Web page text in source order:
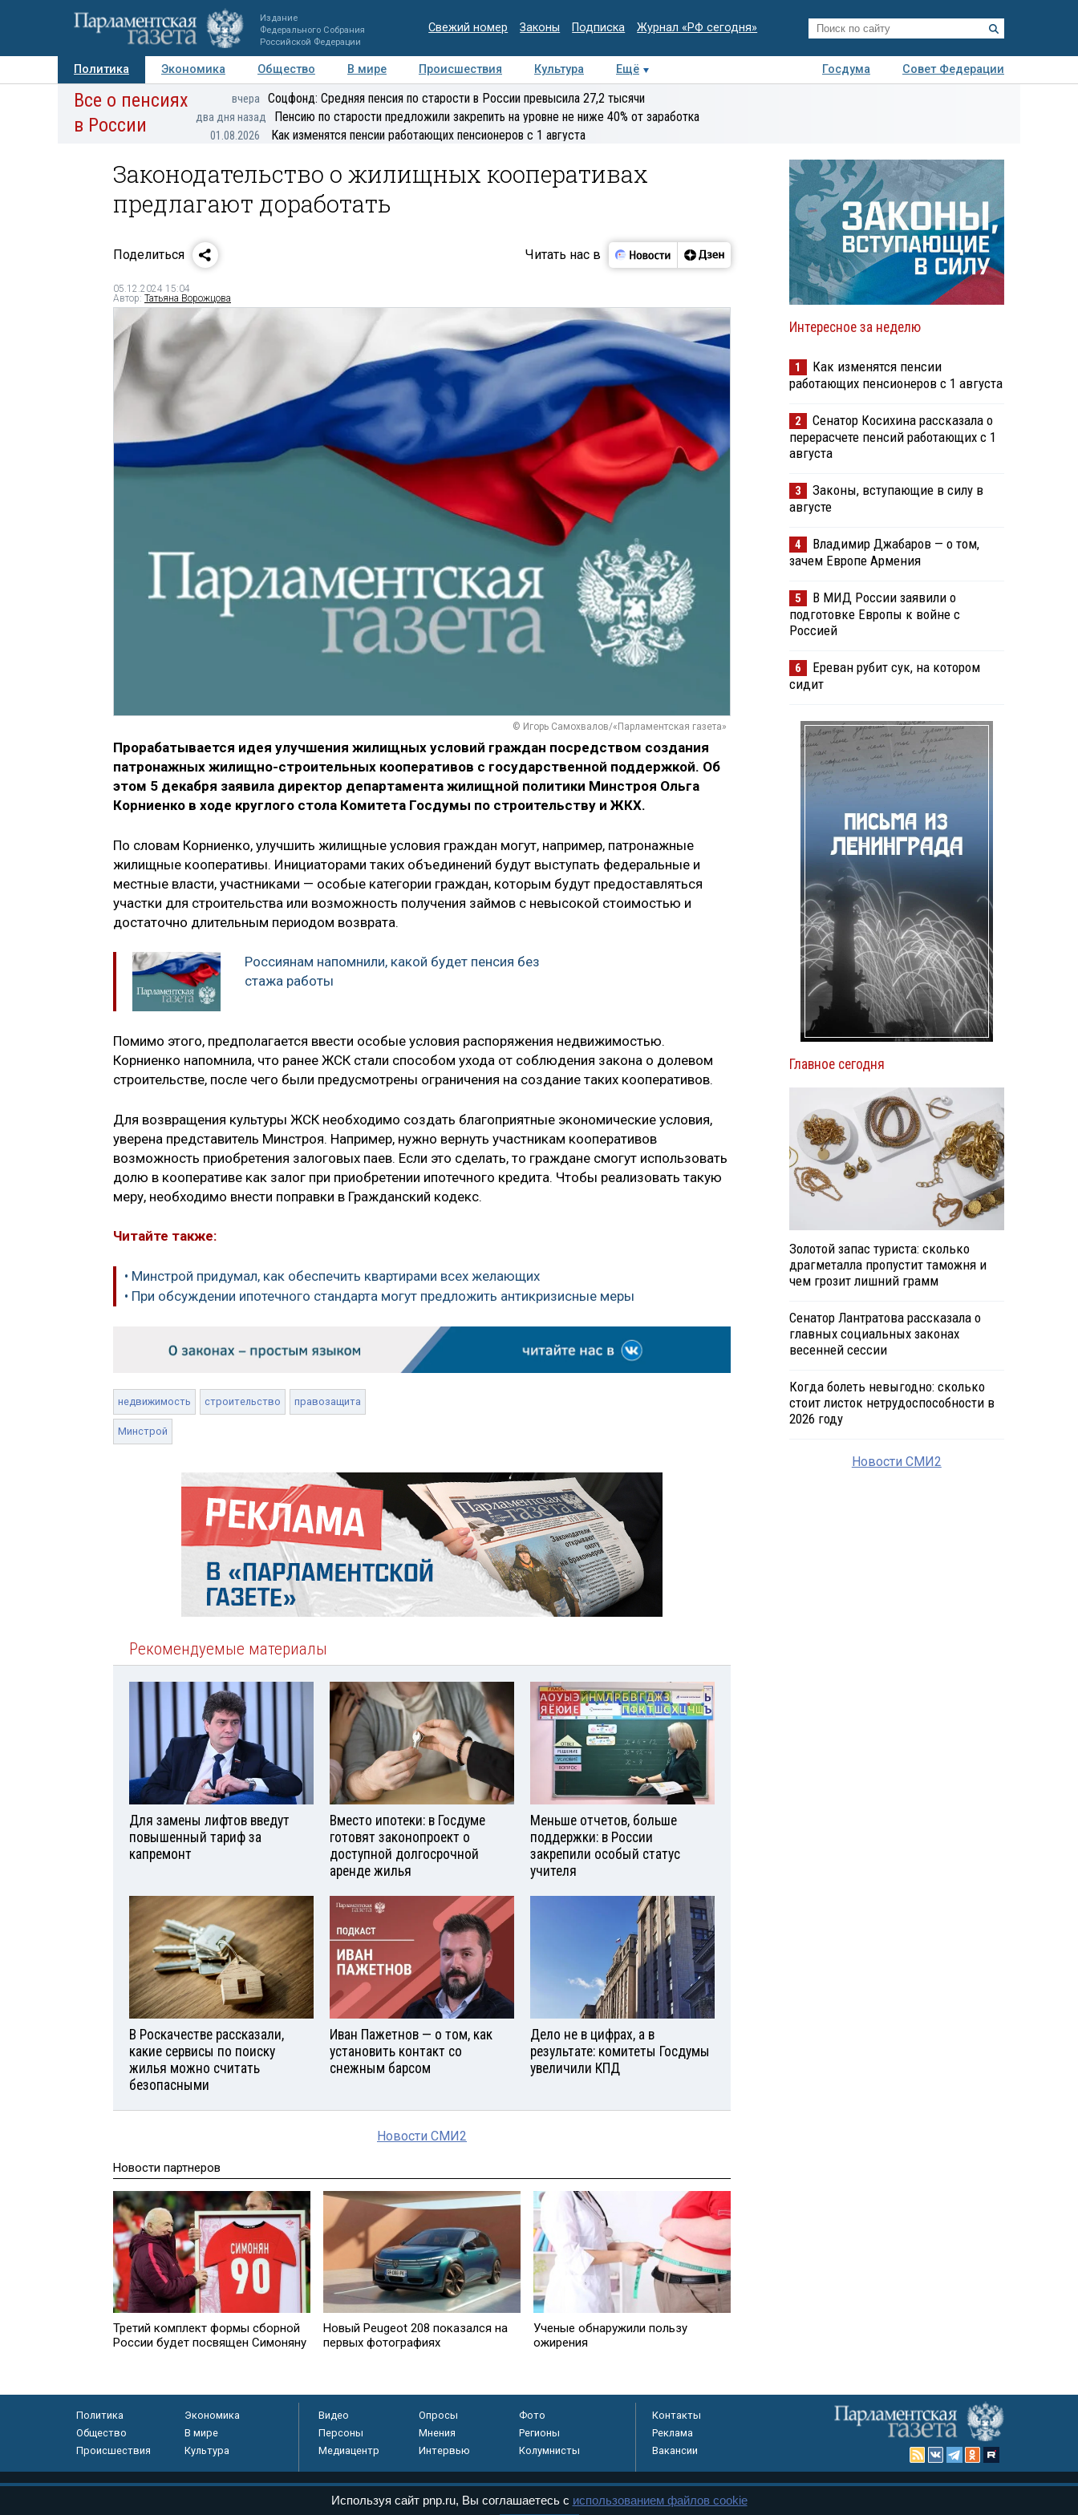
Издание
Федерального Собрания
Российской Федерации
Свежий номер Законы Подписка Журнал «РФ сегодня»
Политика Экономика Общество В мире Происшествия Культура Ещё Госдума
Совет Федерации
Авторы Персоны Мнения Регионы Медиацентр Интервью Колумнисты
экспертиза
Все о пенсиях
в России
вчера Соцфонд: Средняя пенсия по старости в России превысила 27,2 тысячи
два дня назад Пенсию по старости предложили закрепить на уровне не ниже 40% от заработка
01.08.2026 Как изменятся пенсии работающих пенсионеров с 1 августа
Законодательство о жилищных кооперативах
предлагают доработать
Поделиться Читать нас в
05.12.2024 15:04
Автор: Татьяна Ворожцова
© Игорь Самохвалов/«Парламентская газета»
Прорабатывается идея улучшения жилищных условий граждан посредством создания
патронажных жилищно-строительных кооперативов с государственной поддержкой. Об
этом 5 декабря заявила директор департамента жилищной политики Минстроя Ольга
Корниенко в ходе круглого стола Комитета Госдумы по строительству и ЖКХ.
По словам Корниенко, улучшить жилищные условия граждан могут, например, патронажные
жилищные кооперативы. Инициаторами таких объединений будут выступать федеральные и
местные власти, участниками — особые категории граждан, которым будут предоставляться
участки для строительства или возможность получения займов с невысокой стоимостью и
достаточно длительным периодом возврата.
Россиянам напомнили, какой будет пенсия без
стажа работы
Помимо этого, предполагается ввести особые условия распоряжения недвижимостью.
Корниенко напомнила, что ранее ЖСК стали способом ухода от соблюдения закона о долевом
строительстве, после чего были предусмотрены ограничения на создание таких кооперативов.
Для возвращения культуры ЖСК необходимо создать благоприятные экономические условия,
уверена представитель Минстроя. Например, нужно вернуть участникам кооперативов
возможность приобретения залоговых паев. Если это сделать, то граждане смогут использовать
долю в кооперативе как залог при приобретении ипотечного кредита. Чтобы реализовать такую
меру, необходимо внести поправки в Гражданский кодекс.
Читайте также:
• Минстрой придумал, как обеспечить квартирами всех желающих
• При обсуждении ипотечного стандарта могут предложить антикризисные меры
недвижимость строительство правозащита
Минстрой
Рекомендуемые материалы
Для замены лифтов введут
повышенный тариф за
капремонт
Вместо ипотеки: в Госдуме
готовят законопроект о
доступной долгосрочной
аренде жилья
Меньше отчетов, больше
поддержки: в России
закрепили особый статус
учителя
В Роскачестве рассказали,
какие сервисы по поиску
жилья можно считать
безопасными
Иван Пажетнов — о том, как
установить контакт со
снежным барсом
Дело не в цифрах, а в
результате: комитеты Госдумы
увеличили КПД
Новости СМИ2
Новости партнеров
Третий комплект формы сборной
России будет посвящен Симоняну
Новый Peugeot 208 показался на
первых фотографиях
Ученые обнаружили пользу
ожирения
Интересное за неделю
1
Как изменятся пенсии
работающих пенсионеров с 1 августа
2
Сенатор Косихина рассказала о
перерасчете пенсий работающих с 1
августа
3
Законы, вступающие в силу в
августе
4
Владимир Джабаров — о том,
зачем Европе Армения
5
В МИД России заявили о
подготовке Европы к войне с
Россией
6
Ереван рубит сук, на котором
сидит
Главное сегодня
Золотой запас туриста: сколько
драгметалла пропустит таможня и
чем грозит лишний грамм
Сенатор Лантратова рассказала о
главных социальных законах
весенней сессии
Когда болеть невыгодно: сколько
стоит листок нетрудоспособности в
2026 году
Новости СМИ2
Политика
Экономика
Общество
В мире
Происшествия
Культура
Видео Опросы
Фото
Персоны
Мнения
Регионы
Медиацентр
Интервью Колумнисты
Контакты
Реклама
Вакансии
Используя сайт pnp.ru, Вы соглашаетесь с использованием файлов cookie